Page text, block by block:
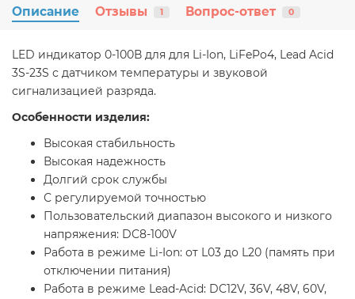
Описание Отзывы 1 Вопрос-ответ 0
LED индикатор 0-100В для для Li-Ion, LiFePo4, Lead Acid
3S-23S с датчиком температуры и звуковой
сигнализацией разряда.
Особенности изделия:
Высокая стабильность
Высокая надежность
Долгий срок службы
С регулируемой точностью
Пользовательский диапазон высокого и низкого
напряжения: DC8-100V
Работа в режиме Li-Ion: от L03 до L20 (память при
отключении питания)
Работа в режиме Lead-Acid: DC12V, 36V, 48V, 60V,